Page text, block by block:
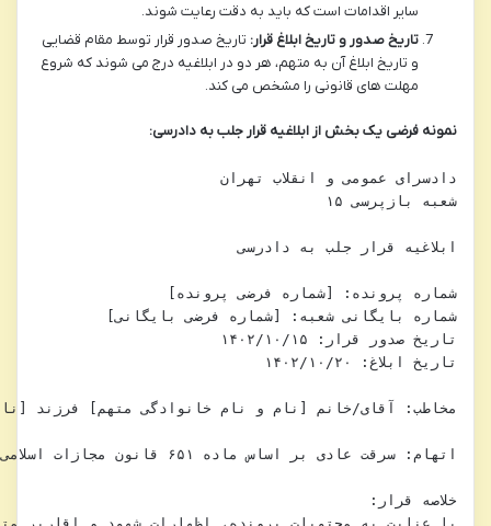
سایر اقدامات است که باید به دقت رعایت شوند.
تاریخ صدور و تاریخ ابلاغ قرار: تاریخ صدور قرار توسط مقام قضایی
و تاریخ ابلاغ آن به متهم، هر دو در ابلاغیه درج می شوند که شروع
مهلت های قانونی را مشخص می کند.
نمونه فرضی یک بخش از ابلاغیه قرار جلب به دادرسی: